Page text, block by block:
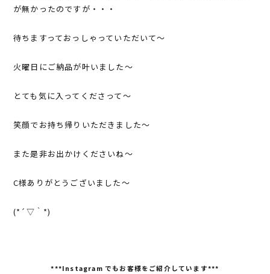
が無かったのですが・・・
待ちますっておっしゃっていただいて～
火曜日にご納品が叶いました～
とても気に入ってくださって～
笑顔でお持ち帰りいただきました～
また是非お出かけくださいね～
C様ありがとうございました～
(*´▽｀*)
***Instagramでもお客様をご紹介しています***